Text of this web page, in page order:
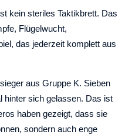
kein steriles Taktikbrett. Das
Flügelwucht,
das jederzeit komplett aus
aus Gruppe K. Sieben
hinter sich gelassen. Das ist
haben gezeigt, dass sie
sondern auch enge